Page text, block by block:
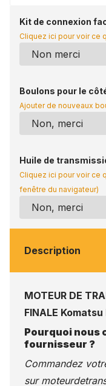
Kit de connexion
Cliquez ici pour voir ce
Boulons pour le
Ajouter de nouveaux
Huile de
Cliquez ici pour voir ce
fenêtre du navigateur)
Description
MOTEUR DE
FINALE Komatsu
Pourquoi nous
fournisseur ?
Commandez
sur